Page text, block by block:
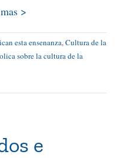
>
esta ensenanza, Cultura de la
sobre la cultura de la
e